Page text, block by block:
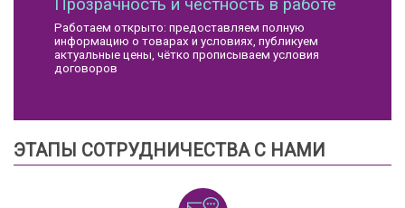
Прозрачность и честность в работе
Работаем открыто: предоставляем полную
информацию о товарах и условиях, публикуем
актуальные цены, чётко прописываем условия
договоров
ЭТАПЫ СОТРУДНИЧЕСТВА С НАМИ